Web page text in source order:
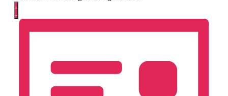
Ansichten-
Navigation
Veranstaltung
Ansichten-
Navigation
Zusammenfassung